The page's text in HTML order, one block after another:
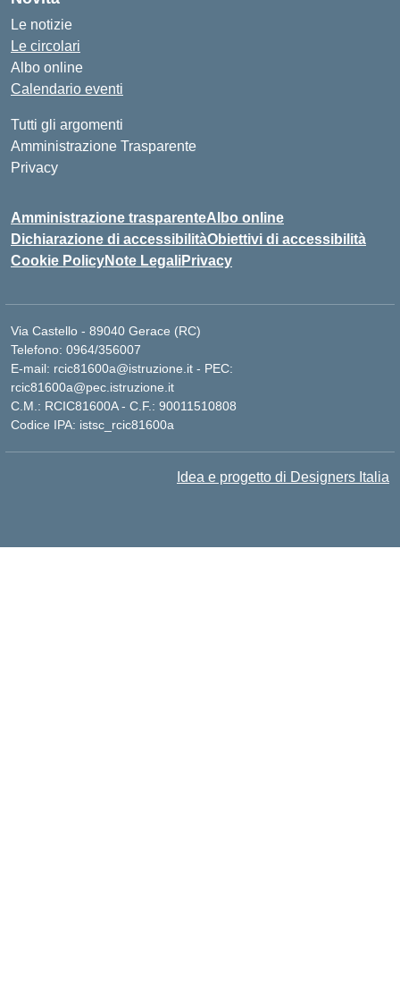
Le notizie
Le circolari
Albo online
Calendario eventi
Tutti gli argomenti
Amministrazione Trasparente
Privacy
Amministrazione trasparenteAlbo online
Dichiarazione di accessibilitàObiettivi di accessibilità
Cookie PolicyNote LegaliPrivacy
Via Castello - 89040 Gerace (RC)
Telefono: 0964/356007
E-mail: rcic81600a@istruzione.it - PEC:
rcic81600a@pec.istruzione.it
C.M.: RCIC81600A - C.F.: 90011510808
Codice IPA: istsc_rcic81600a
Idea e progetto di Designers Italia